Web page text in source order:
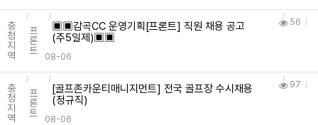
충
청
지
역
프
론
트
▣▣감곡CC 운영기획[프론트] 직원 채용 공고
(주5일제)▣▣
08-06
56
충
청
지
역
프
론
트
[골프존카운티매니지먼트] 전국 골프장 수시채용
(정규직)
08-06
97